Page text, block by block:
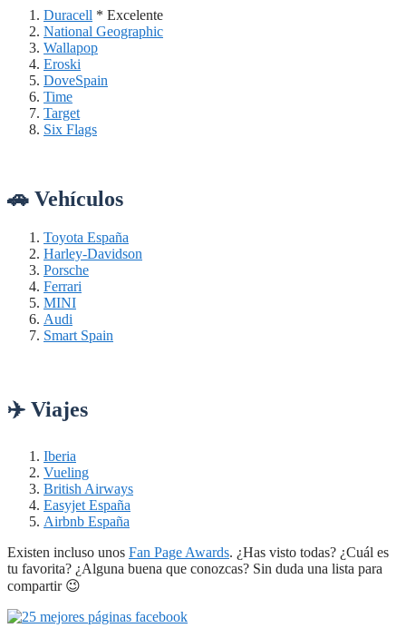
Duracell * Excelente
National Geographic
Wallapop
Eroski
DoveSpain
Time
Target
Six Flags
🚗 Vehículos
Toyota España
Harley-Davidson
Porsche
Ferrari
MINI
Audi
Smart Spain
✈️ Viajes
Iberia
Vueling
British Airways
Easyjet España
Airbnb España
Existen incluso unos Fan Page Awards. ¿Has visto todas? ¿Cuál es
tu favorita? ¿Alguna buena que conozcas? Sin duda una lista para
compartir 😉